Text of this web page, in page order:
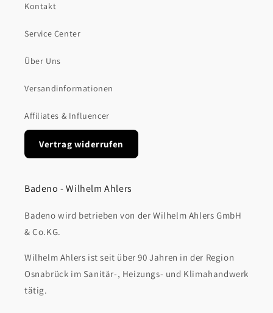
Kontakt
Service Center
Über Uns
Versandinformationen
Affiliates & Influencer
Vertrag widerrufen
Badeno - Wilhelm Ahlers
Badeno wird betrieben von der Wilhelm Ahlers GmbH
& Co.KG.
Wilhelm Ahlers ist seit über 90 Jahren in der Region
Osnabrück im Sanitär-, Heizungs- und Klimahandwerk
tätig.